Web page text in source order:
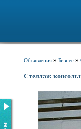
Объявления » Бизнес »
Стеллаж